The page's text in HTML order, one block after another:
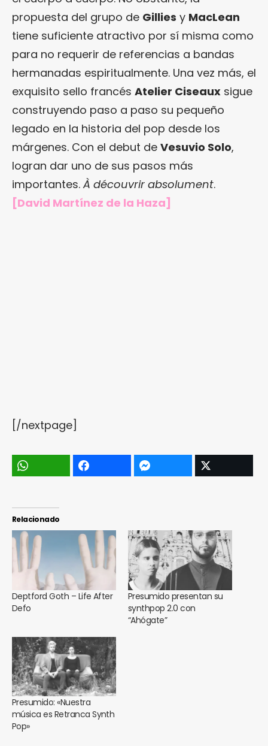
propuesta del grupo de Gillies y MacLean
tiene suficiente atractivo por sí misma como
para no requerir de referencias a bandas
hermanadas espiritualmente. Una vez más, el
exquisito sello francés Atelier Ciseaux sigue
construyendo paso a paso su pequeño
legado en la historia del pop desde los
márgenes. Con el debut de Vesuvio Solo,
logran dar uno de sus pasos más
importantes. À découvrir absolument.
[David Martínez de la Haza]
[/nextpage]
Relacionado
Deptford Goth – Life After
Defo
Presumido presentan su
synthpop 2.0 con
“Ahógate”
Presumido: «Nuestra
música es Retranca Synth
Pop»